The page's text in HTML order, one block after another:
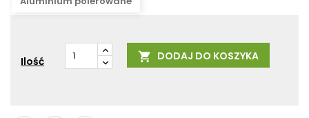
Ilość  DODAJ DO KOSZYKA